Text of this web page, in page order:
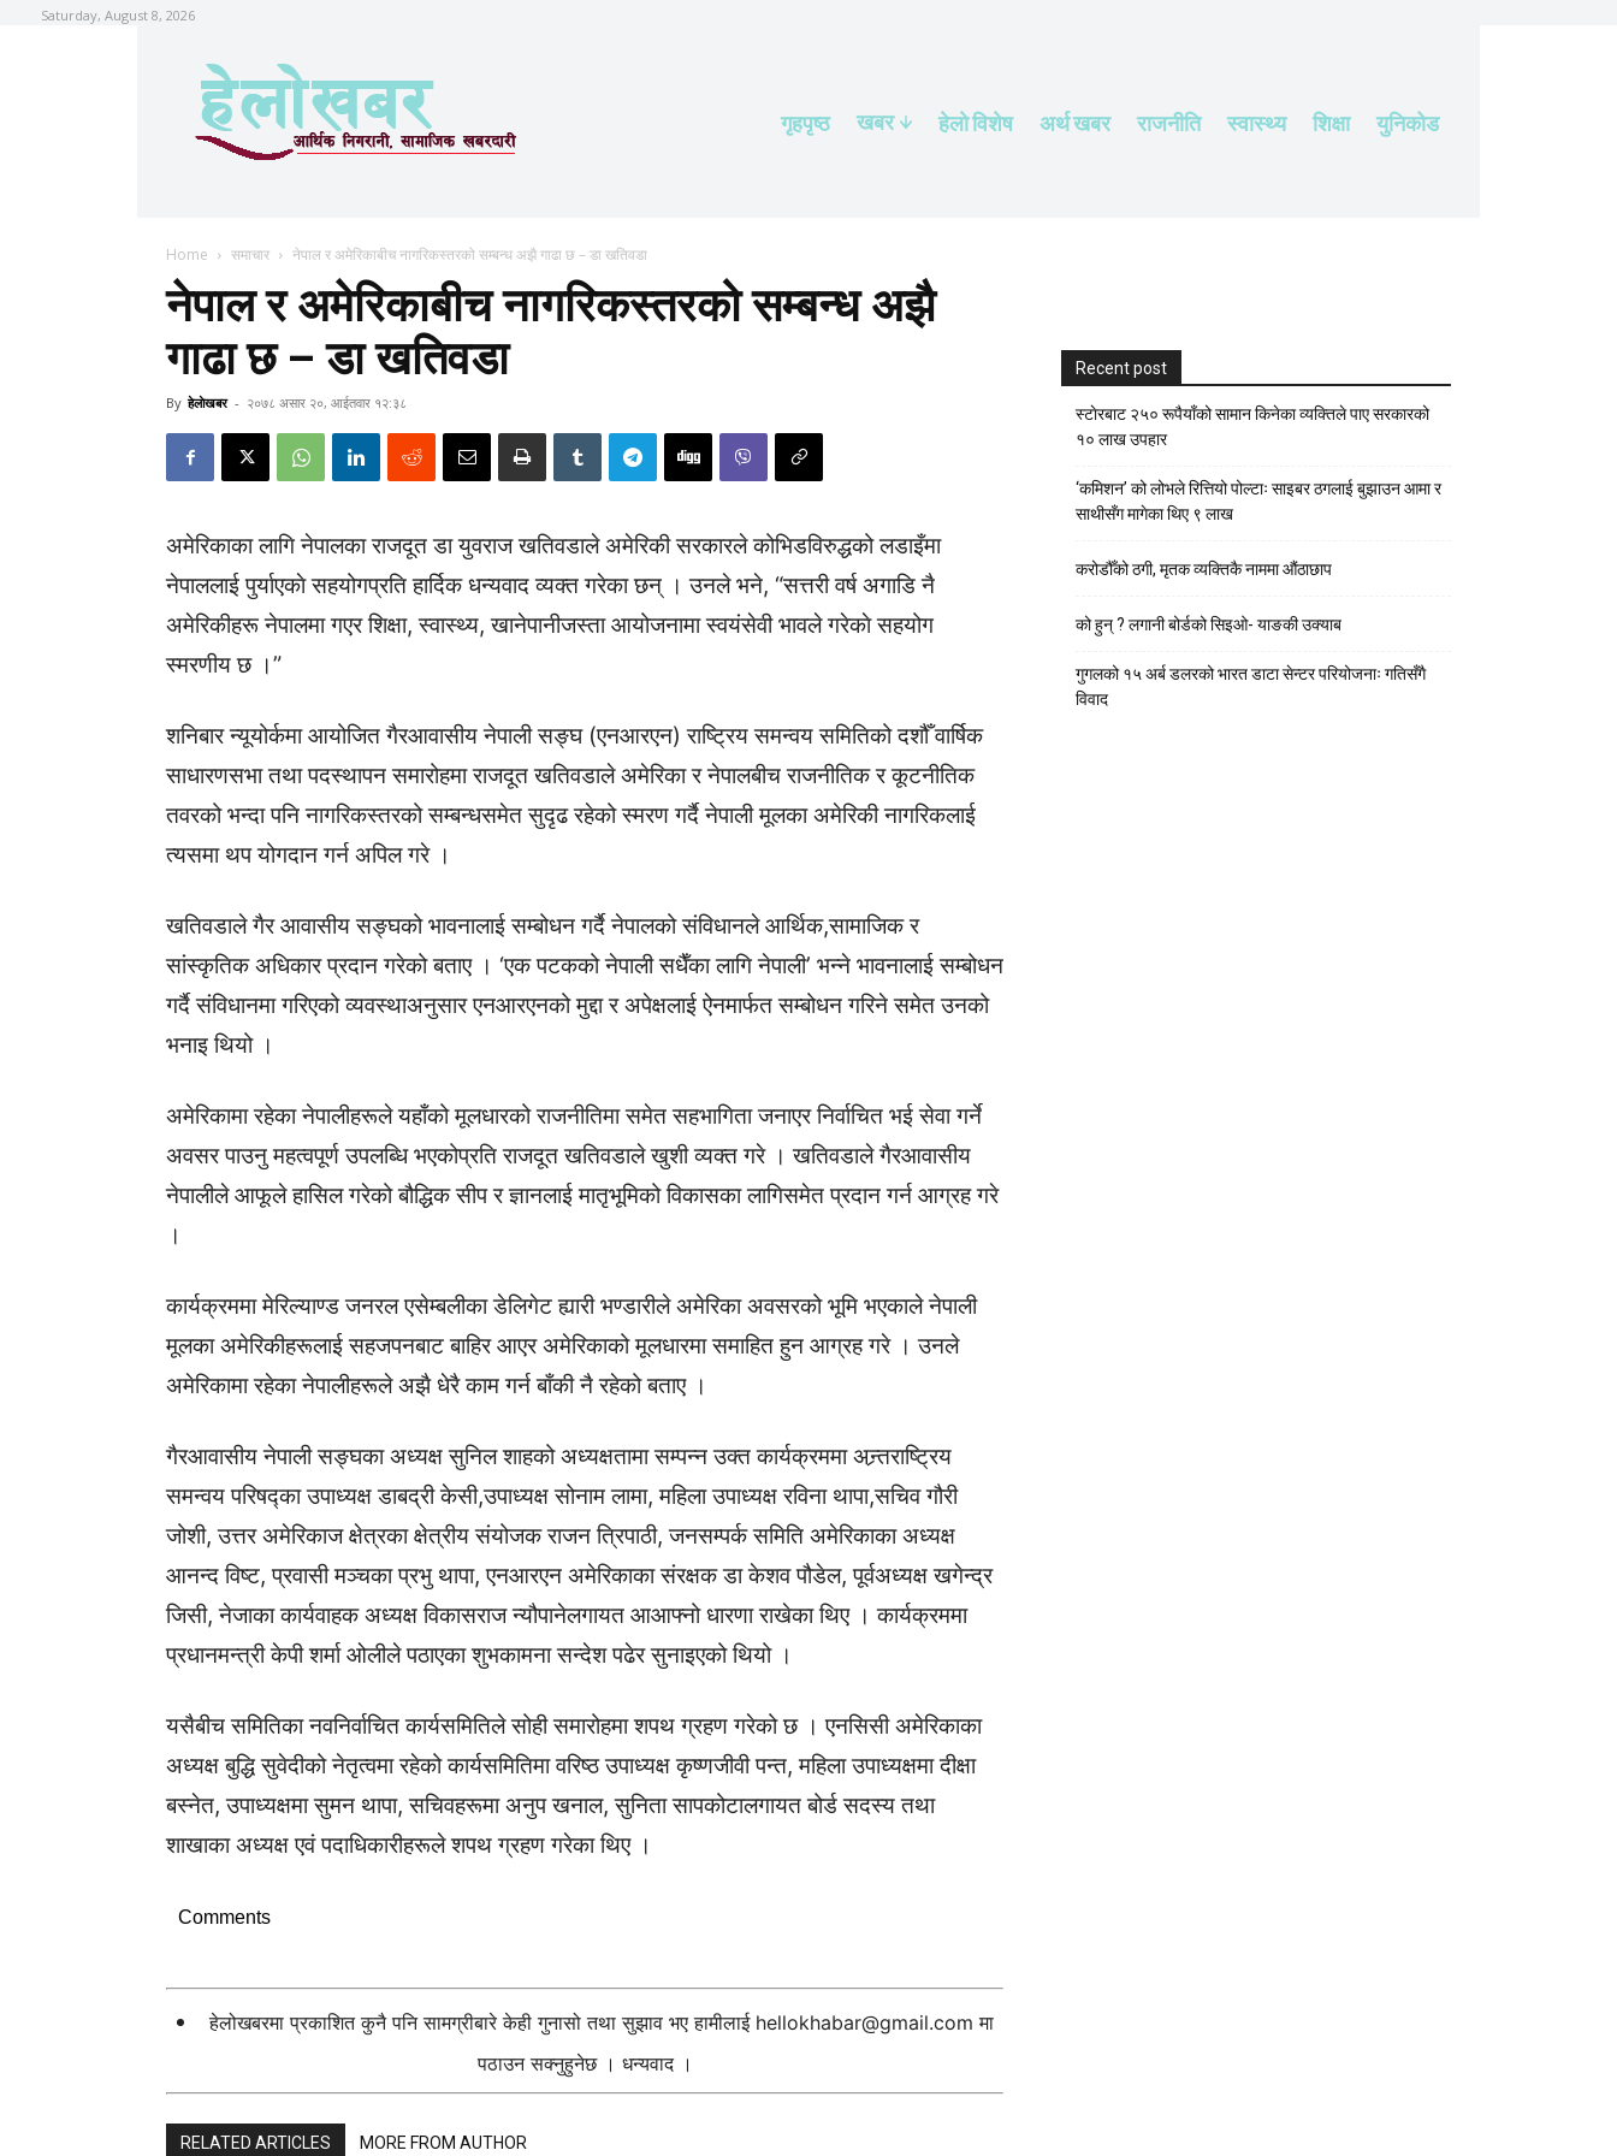
Saturday, August 8, 2026
गृहपृष्ठ खबर हेलाे विशेष अर्थ खबर राजनीति स्वास्थ्य शिक्षा युनिकोड
Home समाचार नेपाल र अमेरिकाबीच नागरिकस्तरको सम्बन्ध अझै गाढा छ – डा खतिवडा
नेपाल र अमेरिकाबीच नागरिकस्तरको सम्बन्ध अझै
गाढा छ – डा खतिवडा
By हेलाेखबर - २०७८ असार २०, आईतवार १२:३८
अमेरिकाका लागि नेपालका राजदूत डा युवराज खतिवडाले अमेरिकी सरकारले कोभिडविरुद्धको लडाइँमा
नेपाललाई पुर्याएकाे सहयोगप्रति हार्दिक धन्यवाद व्यक्त गरेका छन् । उनले भने, “सत्तरी वर्ष अगाडि नै
अमेरिकीहरू नेपालमा गएर शिक्षा, स्वास्थ्य, खानेपानीजस्ता आयोजनामा स्वयंसेवी भावले गरेकाे सहयोग
स्मरणीय छ ।”
शनिबार न्यूयोर्कमा आयोजित गैरआवासीय नेपाली सङ्घ (एनआरएन) राष्ट्रिय समन्वय समितिको दशौँ वार्षिक
साधारणसभा तथा पदस्थापन समारोहमा राजदूत खतिवडाले अमेरिका र नेपालबीच राजनीतिक र कूटनीतिक
तवरको भन्दा पनि नागरिकस्तरको सम्बन्धसमेत सुदृढ रहेको स्मरण गर्दै नेपाली मूलका अमेरिकी नागरिकलाई
त्यसमा थप योगदान गर्न अपिल गरे ।
खतिवडाले गैर आवासीय सङ्घको भावनालाई सम्बोधन गर्दै नेपालको संविधानले आर्थिक,सामाजिक र
सांस्कृतिक अधिकार प्रदान गरेको बताए । ‘एक पटकको नेपाली सधैँका लागि नेपाली’ भन्ने भावनालाई सम्बोधन
गर्दै संविधानमा गरिएको व्यवस्थाअनुसार एनआरएनको मुद्दा र अपेक्षलाई ऐनमार्फत सम्बोधन गरिने समेत उनको
भनाइ थियो ।
अमेरिकामा रहेका नेपालीहरूले यहाँको मूलधारको राजनीतिमा समेत सहभागिता जनाएर निर्वाचित भई सेवा गर्ने
अवसर पाउनु महत्वपूर्ण उपलब्धि भएकोप्रति राजदूत खतिवडाले खुशी व्यक्त गरे । खतिवडाले गैरआवासीय
नेपालीले आफूले हासिल गरेको बौद्धिक सीप र ज्ञानलाई मातृभूमिको विकासका लागिसमेत प्रदान गर्न आग्रह गरे
।
कार्यक्रममा मेरिल्याण्ड जनरल एसेम्बलीका डेलिगेट ह्यारी भण्डारीले अमेरिका अवसरको भूमि भएकाले नेपाली
मूलका अमेरिकीहरूलाई सहजपनबाट बाहिर आएर अमेरिकाको मूलधारमा समाहित हुन आग्रह गरे । उनले
अमेरिकामा रहेका नेपालीहरूले अझै धेरै काम गर्न बाँकी नै रहेको बताए ।
गैरआवासीय नेपाली सङ्घका अध्यक्ष सुनिल शाहको अध्यक्षतामा सम्पन्न उक्त कार्यक्रममा अन्र्तराष्ट्रिय
समन्वय परिषद्का उपाध्यक्ष डाबद्री केसी,उपाध्यक्ष सोनाम लामा, महिला उपाध्यक्ष रविना थापा,सचिव गौरी
जोशी, उत्तर अमेरिकाज क्षेत्रका क्षेत्रीय संयोजक राजन त्रिपाठी, जनसम्पर्क समिति अमेरिकाका अध्यक्ष
आनन्द विष्ट, प्रवासी मञ्चका प्रभु थापा, एनआरएन अमेरिकाका संरक्षक डा केशव पौडेल, पूर्वअध्यक्ष खगेन्द्र
जिसी, नेजाका कार्यवाहक अध्यक्ष विकासराज न्यौपानेलगायत आआफ्नो धारणा राखेका थिए । कार्यक्रममा
प्रधानमन्त्री केपी शर्मा ओलीले पठाएका शुभकामना सन्देश पढेर सुनाइएको थियो ।
यसैबीच समितिका नवनिर्वाचित कार्यसमितिले सोही समारोहमा शपथ ग्रहण गरेको छ । एनसिसी अमेरिकाका
अध्यक्ष बुद्धि सुवेदीको नेतृत्वमा रहेको कार्यसमितिमा वरिष्ठ उपाध्यक्ष कृष्णजीवी पन्त, महिला उपाध्यक्षमा दीक्षा
बस्नेत, उपाध्यक्षमा सुमन थापा, सचिवहरूमा अनुप खनाल, सुनिता सापकोटालगायत बोर्ड सदस्य तथा
शाखाका अध्यक्ष एवं पदाधिकारीहरूले शपथ ग्रहण गरेका थिए ।
Comments
हेलोखबरमा प्रकाशित कुनै पनि सामग्रीबारे केही गुनासो तथा सुझाव भए हामीलाई hellokhabar@gmail.com मा
पठाउन सक्नुहुनेछ । धन्यवाद ।
RELATED ARTICLES MORE FROM AUTHOR
Recent post
स्टाेरबाट २५० रूपैयाँको सामान किनेका व्यक्तिले पाए सरकारको
१० लाख उपहार
‘कमिशन’ को लोभले रित्तियो पोल्टाः साइबर ठगलाई बुझाउन आमा र
साथीसँग मागेका थिए ९ लाख
करोडौँको ठगी, मृतक व्यक्तिकै नाममा औंठाछाप
को हुन् ? लगानी बोर्डको सिइओ- याङकी उक्याब
गुगलको १५ अर्ब डलरको भारत डाटा सेन्टर परियोजनाः गतिसँगै
विवाद